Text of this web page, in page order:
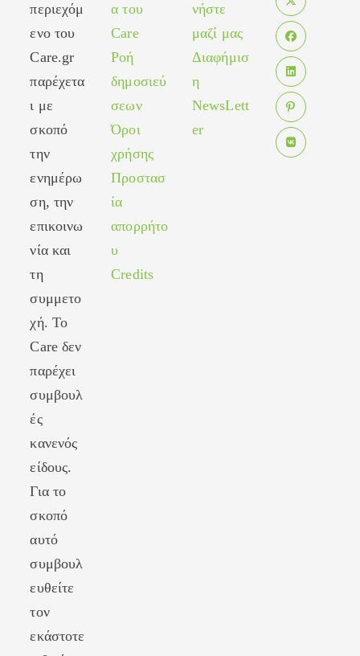
περιεχόμ
ενο του
Care.gr
παρέχετα
ι με
σκοπό
την
ενημέρω
ση, την
επικοινω
νία και
τη
συμμετο
χή. Το
Care δεν
παρέχει
συμβουλ
ές
κανενός
είδους.
Για το
σκοπό
αυτό
συμβουλ
ευθείτε
τον
εκάστοτε
α του
Care
Ροή
δημοσιεύ
σεων
Όροι
χρήσης
Προστασ
ία
απορρήτο
υ
Credits
νήστε
μαζί μας
Διαφήμισ
η
NewsLett
er
Opens
in
a
new
tab
Opens
in
a
new
tab
Opens
in
a
new
Opens
in